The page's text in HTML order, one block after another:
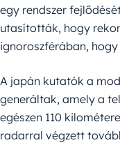
egy rendszer
utasították, hogy
ignoroszférában,
A japán kutatók a
generáltak, amely a
egészen 110
radarral végzett